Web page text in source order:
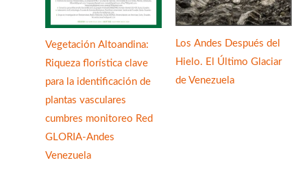
Vegetación Altoandina:
Riqueza florística clave
para la identificación de
plantas vasculares
cumbres monitoreo Red
GLORIA-Andes
Venezuela
Los Andes Después del
Hielo. El Último Glaciar
de Venezuela